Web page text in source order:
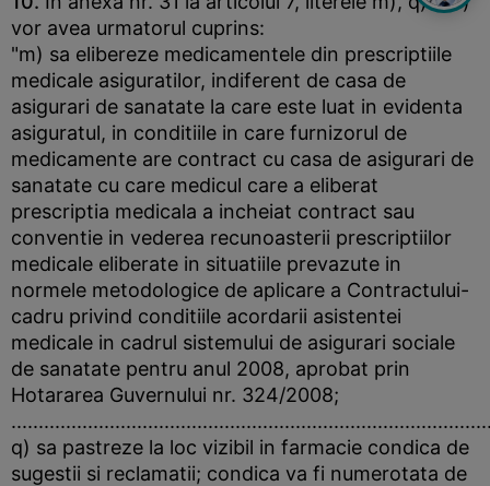
vor avea urmatorul cuprins:
"m) sa elibereze medicamentele din prescriptiile
medicale asiguratilor, indiferent de casa de
asigurari de sanatate la care este luat in evidenta
asiguratul, in conditiile in care furnizorul de
medicamente are contract cu casa de asigurari de
sanatate cu care medicul care a eliberat
prescriptia medicala a incheiat contract sau
conventie in vederea recunoasterii prescriptiilor
medicale eliberate in situatiile prevazute in
normele metodologice de aplicare a Contractului-
cadru privind conditiile acordarii asistentei
medicale in cadrul sistemului de asigurari sociale
de sanatate pentru anul 2008, aprobat prin
Hotararea Guvernului nr. 324/2008;
q) sa pastreze la loc vizibil in farmacie condica de
sugestii si reclamatii; condica va fi numerotata de